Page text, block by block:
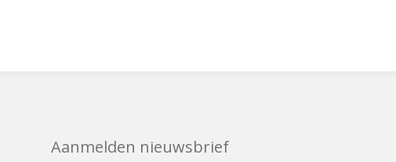
Aanmelden nieuwsbrief